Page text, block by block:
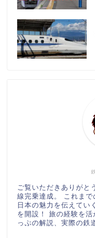
ご覧いただきありがと
線完乗達成。 これま
日本の魅力を伝えてい
を開設！ 旅の経験を
っぷの解説、実際の鉄